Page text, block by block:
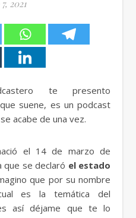
2021
te presento
suene, es un podcast
acabe de una vez.
el 14 de marzo de
que se declaró el estado
que por su nombre
es la temática del
así déjame que te lo